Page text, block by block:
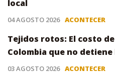
local
04 AGOSTO 2026 ACONTECER
Tejidos rotos: El costo
Colombia que no
03 AGOSTO 2026 ACONTECER